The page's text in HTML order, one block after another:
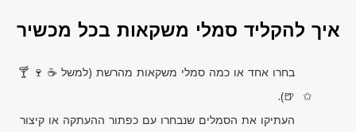
איך להקליד סמלי משקאות בכל מכשיר
בחרו אחד או כמה סמלי משקאות מהרשת (למשל ☕ 🍷 🍸
🍺).
העתיקו את הסמלים שנבחרו עם כפתור ההעתקה או קיצור